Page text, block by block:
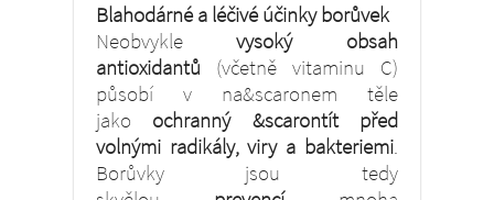
Blahodárné a léčivé účinky borůvek
Neobvyklevysoký obsah
antioxidantů (včetně vitaminu C)
působí v na&scaronem těle
jako ochranný &scarontít před
volnými radikály, viry a bakteriemi.
Borůvky jsou tedy